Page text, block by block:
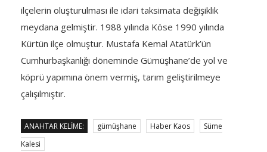
ilçelerin oluşturulması ile idari taksimata değişiklik
meydana gelmiştir. 1988 yılında Köse 1990 yılında
Kürtün ilçe olmuştur. Mustafa Kemal Atatürk’ün
Cumhurbaşkanlığı döneminde Gümüşhane’de yol ve
köprü yapımına önem vermiş, tarım geliştirilmeye
çalışılmıştır.
ANAHTAR KELIME: gümüşhane Haber Kaos
Süme
Kalesi